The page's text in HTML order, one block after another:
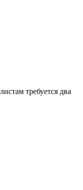
требуется два